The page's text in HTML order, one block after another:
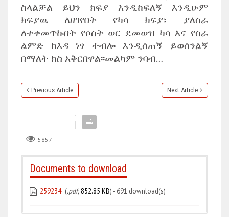
ስላልቻል ይህን ክፍያ እንዲከፍለኝ እንዲሁም
ክፍያዉ ለዘገየበት የካሳ ክፍያ፣ ያለስራ
ለተቀመጥኩበት የሶስት ወር ደመወዝ ካሳ እና የስራ
ልምድ ከእዳ ነፃ ተብሎ እንዲሰጠኝ ይወሰንልኝ
በማለት ክስ አቅርበዋል፡፡መልካም ንባብ…
Previous Article Next Article
5857
Documents to download
259234 (.pdf, 852.85 KB) - 691 download(s)